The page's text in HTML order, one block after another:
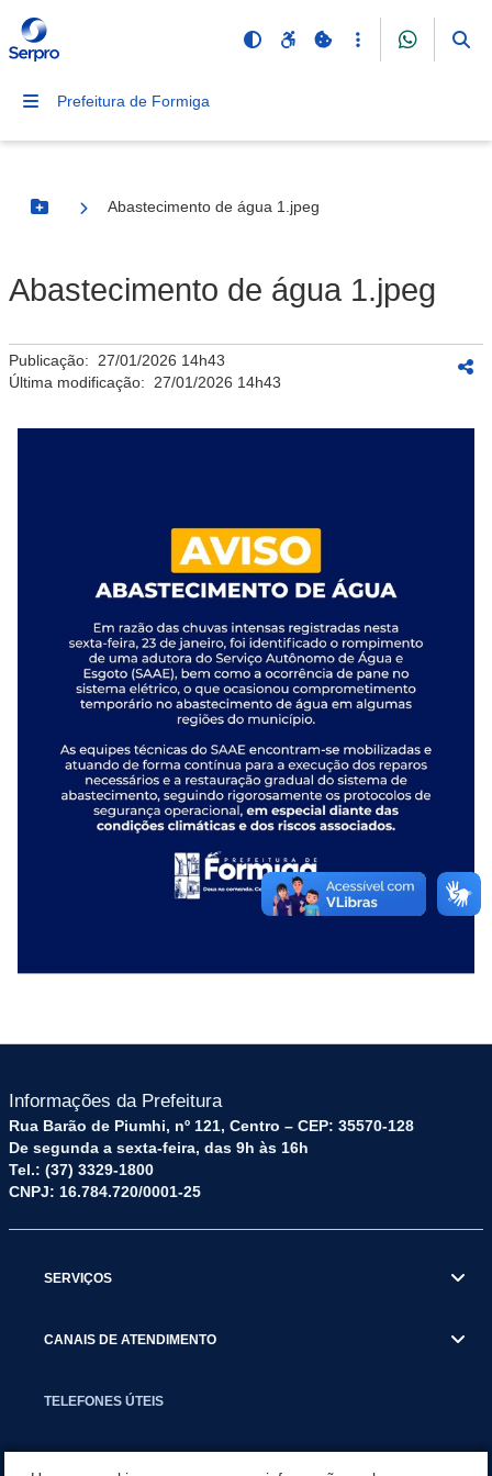
Prefeitura de Formiga
Botão Menu
Abastecimento de água 1.jpeg
Abastecimento de água 1.jpeg
Publicação: 27/01/2026 14h43
Última modificação: 27/01/2026 14h43
Informações da Prefeitura
Rua Barão de Piumhi, nº 121, Centro – CEP: 35570-128
De segunda a sexta-feira, das 9h às 16h
Tel.: (37) 3329-1800
CNPJ: 16.784.720/0001-25
SERVIÇOS
CANAIS DE ATENDIMENTO
TELEFONES ÚTEIS